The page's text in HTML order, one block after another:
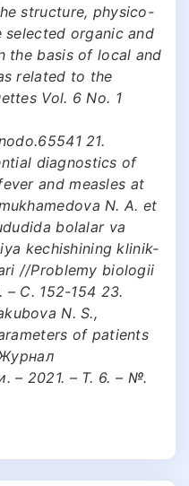
structure, physico-
organic and
the basis of local and
related to the
Vol. 6 No. 1
21.
diagnostics of
and measles at
N. A. et
bolalar va
kechishining klinik-
//Problemy biologii
С. 152-154 23.
N. S.,
of patients
– 2021. – Т. 6. – №.